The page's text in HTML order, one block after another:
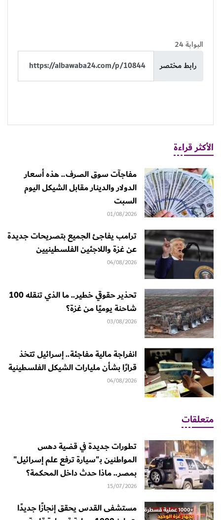
البوابة 24
رابط مختصر
الأكثر قراءة
مفاجآت سوق الصرف.. هذه أسعار
الدولار والدينار مقابل الشيكل اليوم
السبت
01/08/2026
ترامب يفاجئ الجميع بتصريحات جديدة
عن غزة واللاجئين الفلسطينيين
04/08/2026
تحذير حقوقي خطير.. ما الذي تنقله 100
شاحنة يوميًا من غزة؟
03/08/2026
انفراجة مالية مفاجئة.. إسرائيل تتخذ
قرارًا بشأن مليارات الشيكل الفلسطينية
04/08/2026
متعلقات
تطورات جديدة في قضية دهس
المواطنين بـ"سيارة ترفع علم إسرائيل"
بمصر.. ماذا حدث داخل المحكمة؟
15/07/2026
مستشفى القدس يحقق إنجازًا جديدًا